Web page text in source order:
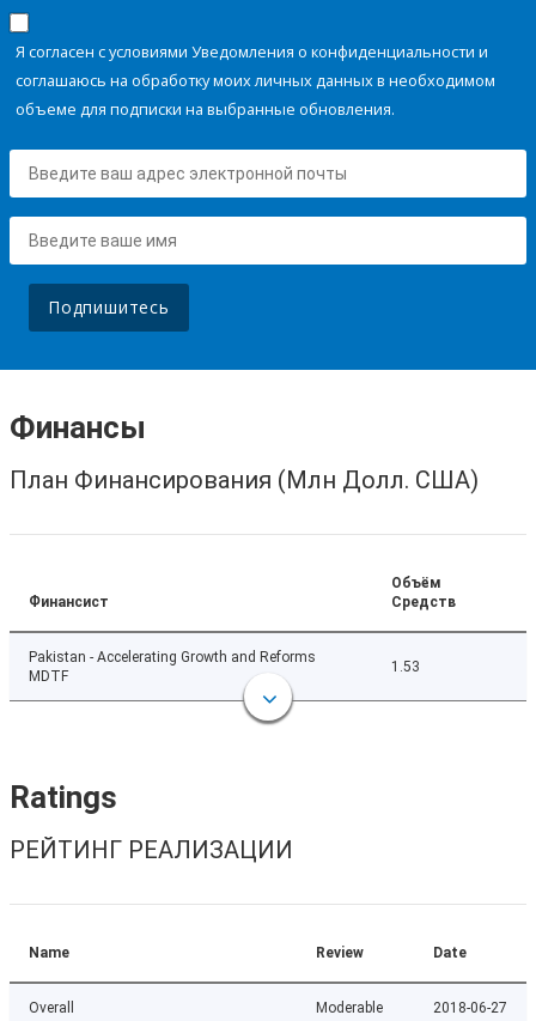
Я согласен с условиями Уведомления о конфиденциальности и
соглашаюсь на обработку моих личных данных в необходимом
объеме для подписки на выбранные обновления.
Подпишитесь
Финансы
План Финансирования (Млн Долл. США)
Финансист
Объём
Средств
Pakistan - Accelerating Growth and Reforms
MDTF
1.53
Ratings
РЕЙТИНГ РЕАЛИЗАЦИИ
Name Review Date
Overall Moderable 2018-06-27